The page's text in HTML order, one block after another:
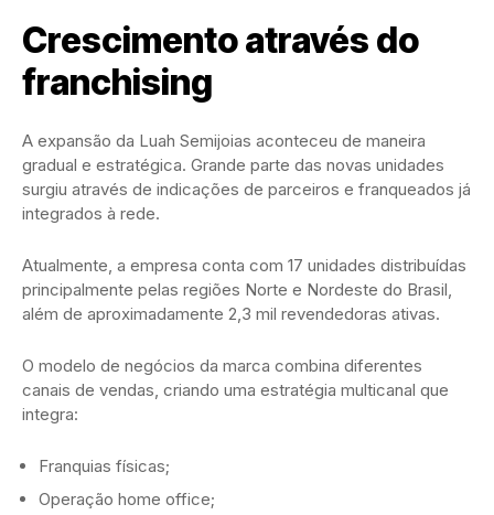
Crescimento através do
franchising
A expansão da Luah Semijoias aconteceu de maneira
gradual e estratégica. Grande parte das novas unidades
surgiu através de indicações de parceiros e franqueados já
integrados à rede.
Atualmente, a empresa conta com 17 unidades distribuídas
principalmente pelas regiões Norte e Nordeste do Brasil,
além de aproximadamente 2,3 mil revendedoras ativas.
O modelo de negócios da marca combina diferentes
canais de vendas, criando uma estratégia multicanal que
integra:
Franquias físicas;
Operação home office;